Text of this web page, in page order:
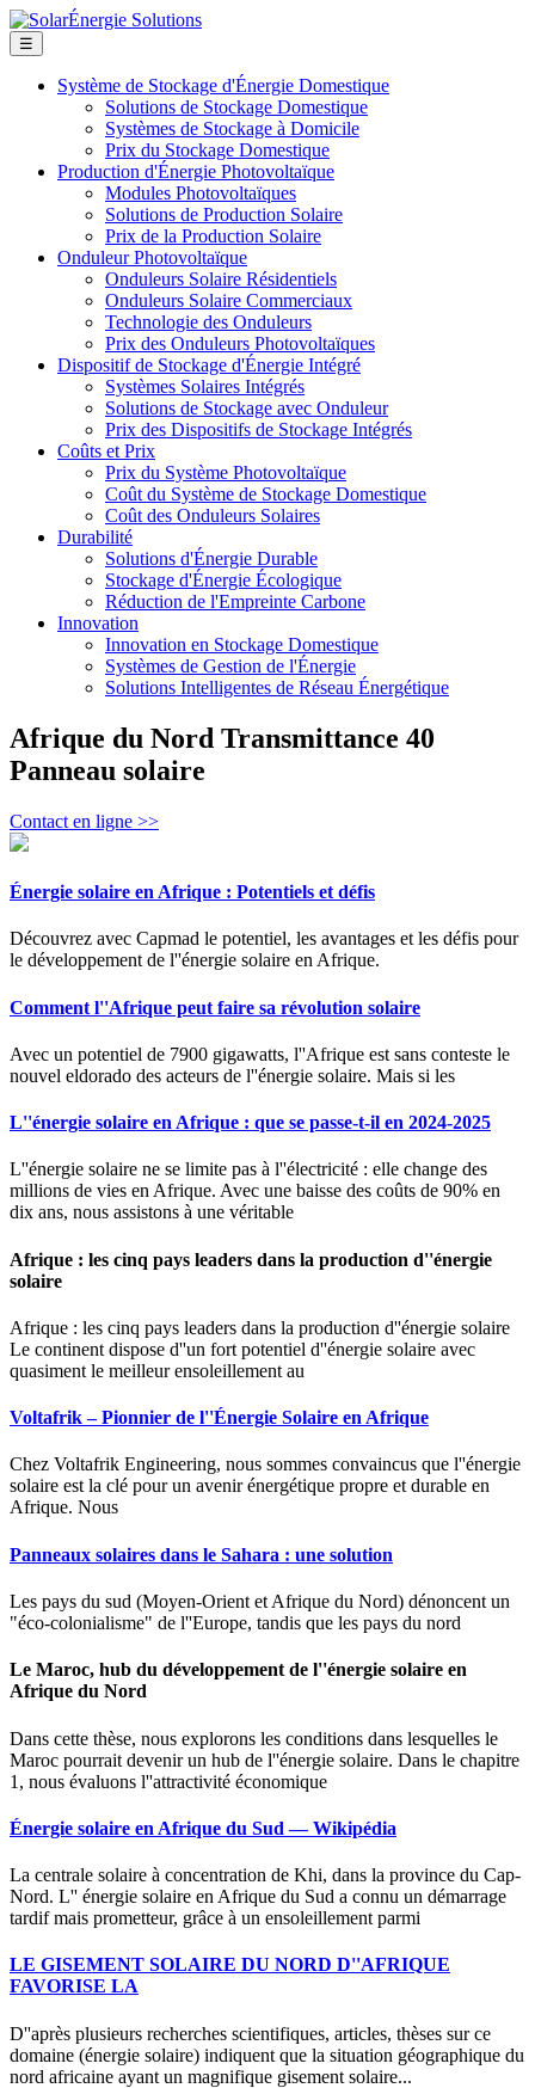
☰
Système de Stockage d'Énergie Domestique
Solutions de Stockage Domestique
Systèmes de Stockage à Domicile
Prix du Stockage Domestique
Production d'Énergie Photovoltaïque
Modules Photovoltaïques
Solutions de Production Solaire
Prix de la Production Solaire
Onduleur Photovoltaïque
Onduleurs Solaire Résidentiels
Onduleurs Solaire Commerciaux
Technologie des Onduleurs
Prix des Onduleurs Photovoltaïques
Dispositif de Stockage d'Énergie Intégré
Systèmes Solaires Intégrés
Solutions de Stockage avec Onduleur
Prix des Dispositifs de Stockage Intégrés
Coûts et Prix
Prix du Système Photovoltaïque
Coût du Système de Stockage Domestique
Coût des Onduleurs Solaires
Durabilité
Solutions d'Énergie Durable
Stockage d'Énergie Écologique
Réduction de l'Empreinte Carbone
Innovation
Innovation en Stockage Domestique
Systèmes de Gestion de l'Énergie
Solutions Intelligentes de Réseau Énergétique
Afrique du Nord Transmittance 40
Panneau solaire
Contact en ligne >>
Énergie solaire en Afrique : Potentiels et défis
Découvrez avec Capmad le potentiel, les avantages et les défis pour
le développement de l''énergie solaire en Afrique.
Comment l''Afrique peut faire sa révolution solaire
Avec un potentiel de 7900 gigawatts, l''Afrique est sans conteste le
nouvel eldorado des acteurs de l''énergie solaire. Mais si les
L''énergie solaire en Afrique : que se passe-t-il en 2024-2025
L''énergie solaire ne se limite pas à l''électricité : elle change des
millions de vies en Afrique. Avec une baisse des coûts de 90% en
dix ans, nous assistons à une véritable
Afrique : les cinq pays leaders dans la production d''énergie
solaire
Afrique : les cinq pays leaders dans la production d''énergie solaire
Le continent dispose d''un fort potentiel d''énergie solaire avec
quasiment le meilleur ensoleillement au
Voltafrik – Pionnier de l''Énergie Solaire en Afrique
Chez Voltafrik Engineering, nous sommes convaincus que l''énergie
solaire est la clé pour un avenir énergétique propre et durable en
Afrique. Nous
Panneaux solaires dans le Sahara : une solution
Les pays du sud (Moyen-Orient et Afrique du Nord) dénoncent un
"éco-colonialisme" de l''Europe, tandis que les pays du nord
Le Maroc, hub du développement de l''énergie solaire en
Afrique du Nord
Dans cette thèse, nous explorons les conditions dans lesquelles le
Maroc pourrait devenir un hub de l''énergie solaire. Dans le chapitre
1, nous évaluons l''attractivité économique
Énergie solaire en Afrique du Sud — Wikipédia
La centrale solaire à concentration de Khi, dans la province du Cap-
Nord. L'' énergie solaire en Afrique du Sud a connu un démarrage
tardif mais prometteur, grâce à un ensoleillement parmi
LE GISEMENT SOLAIRE DU NORD D''AFRIQUE
FAVORISE LA
D''après plusieurs recherches scientifiques, articles, thèses sur ce
domaine (énergie solaire) indiquent que la situation géographique du
nord africaine ayant un magnifique gisement solaire...